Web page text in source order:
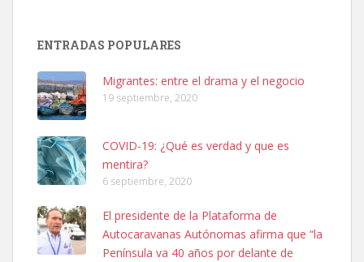
Adopción urgente
hembra, 4 años. Por motivos personales ...
Leales.org » Gran Canaria | 6.7.2025
SHIBA PERDIDO AVDA JOSE MESA Y LOPEZ
PERRO MACHO RAZA SHIBA CON MICROCHIP PERDIDO HOY
ENTRADAS POPULARES
Migrantes: entre el drama y el negocio
19 septiembre, 2020
COVID-19: ¿Qué es verdad y que es
mentira?
6 septiembre, 2020
El presidente de la Plataforma de
Autocaravanas Autónomas afirma que “la
Península va 40 años por delante de